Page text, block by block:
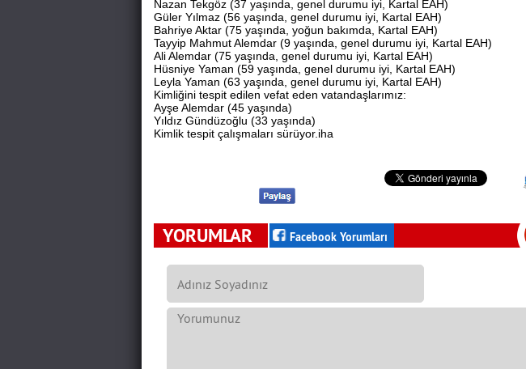
Nazan Tekgöz (37 yaşında, genel durumu iyi, Kartal EAH)
Güler Yılmaz (56 yaşında, genel durumu iyi, Kartal EAH)
Bahriye Aktar (75 yaşında, yoğun bakımda, Kartal EAH)
Tayyip Mahmut Alemdar (9 yaşında, genel durumu iyi, Kartal EAH)
Ali Alemdar (75 yaşında, genel durumu iyi, Kartal EAH)
Hüsniye Yaman (59 yaşında, genel durumu iyi, Kartal EAH)
Leyla Yaman (63 yaşında, genel durumu iyi, Kartal EAH)
Kimliğini tespit edilen vefat eden vatandaşlarımız:
Ayşe Alemdar (45 yaşında)
Yıldız Gündüzoğlu (33 yaşında)
Kimlik tespit çalışmaları sürüyor.iha
YORUMLAR Facebook Yorumları